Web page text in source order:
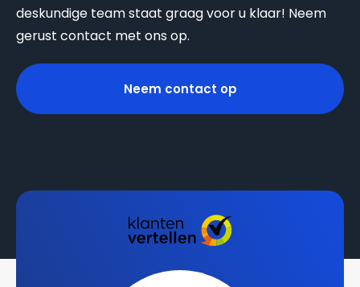
deskundige team staat graag voor u klaar! Neem
gerust contact met ons op.
Neem contact op